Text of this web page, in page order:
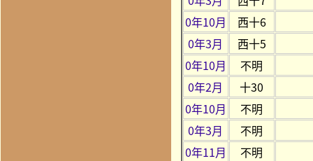
0年10月
西十6
0年3月
西十5
0年10月
不明
0年2月
十30
0年10月
不明
0年3月
不明
0年11月
不明